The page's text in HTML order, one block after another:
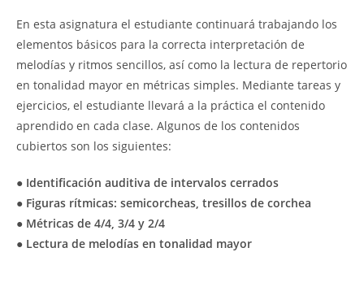
En esta asignatura el estudiante continuará trabajando los
elementos básicos para la correcta interpretación de
melodías y ritmos sencillos, así como la lectura de repertorio
en tonalidad mayor en métricas simples. Mediante tareas y
ejercicios, el estudiante llevará a la práctica el contenido
aprendido en cada clase. Algunos de los contenidos
cubiertos son los siguientes:
● Identificación auditiva de intervalos cerrados
● Figuras rítmicas: semicorcheas, tresillos de corchea
● Métricas de 4/4, 3/4 y 2/4
● Lectura de melodías en tonalidad mayor